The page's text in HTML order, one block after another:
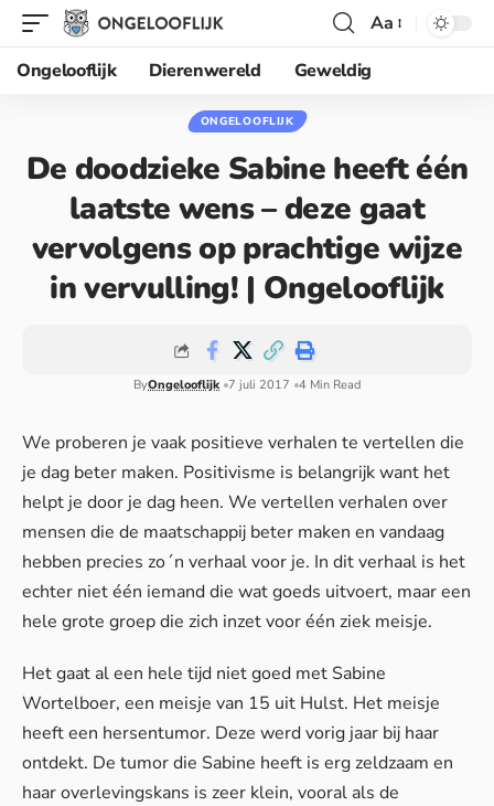
Aa
Ongelooflijk
Dierenwereld Geweldig
ONGELOOFLIJK
De doodzieke Sabine heeft één
laatste wens – deze gaat
vervolgens op prachtige wijze
in vervulling! | Ongelooflijk
ByOngelooflijk 7 juli 2017 4 Min Read
We proberen je vaak positieve verhalen te vertellen die
je dag beter maken. Positivisme is belangrijk want het
helpt je door je dag heen. We vertellen verhalen over
mensen die de maatschappij beter maken en vandaag
hebben precies zo´n verhaal voor je. In dit verhaal is het
echter niet één iemand die wat goeds uitvoert, maar een
hele grote groep die zich inzet voor één ziek meisje.
Het gaat al een hele tijd niet goed met Sabine
Wortelboer, een meisje van 15 uit Hulst. Het meisje
heeft een hersentumor. Deze werd vorig jaar bij haar
ontdekt. De tumor die Sabine heeft is erg zeldzaam en
haar overlevingskans is zeer klein, vooral als de